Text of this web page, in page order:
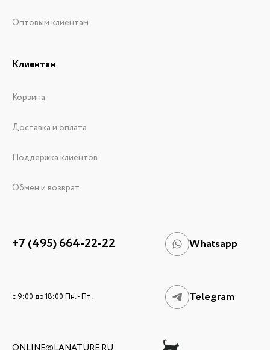
Оптовым клиентам
Клиентам
Корзина
Доставка и оплата
Поддержка клиентов
Обмен и возврат
+7 (495) 664-22-22 Whatsapp
c 9:00 до 18:00 Пн. - Пт. Telegram